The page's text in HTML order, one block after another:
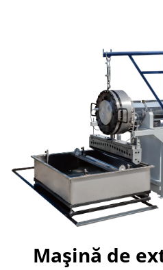
Mașină de